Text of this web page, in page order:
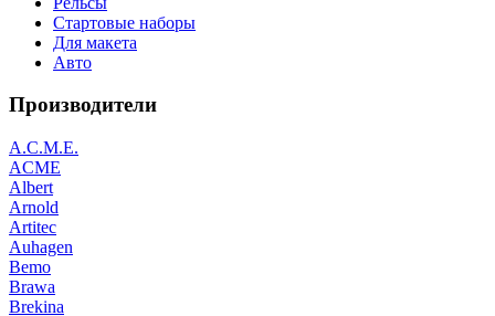
Стартовые наборы
Для макета
Авто
Производители
A.C.M.E.
ACME
Albert
Arnold
Artitec
Auhagen
Bemo
Brawa
Brekina